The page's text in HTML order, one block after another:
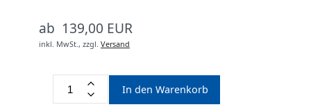
ab 139,00 EUR
inkl. MwSt., zzgl. Versand
In den Warenkorb